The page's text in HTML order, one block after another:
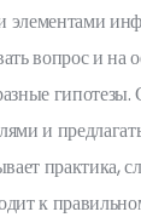
вопрос и
гипотезы.
и
практика,
к